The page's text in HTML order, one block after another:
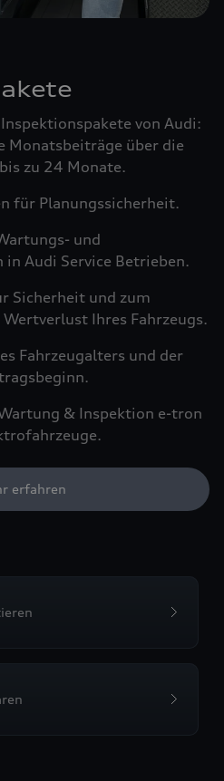
von Audi:
Monatsbeiträge über die
zu 24 Monate.
für Planungssicherheit.
und
Audi Service Betrieben.
Sicherheit und zum
Ihres Fahrzeugs.
Fahrzeugalters und der
& Inspektion e-tron
erfahren